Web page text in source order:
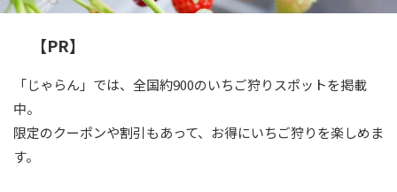
【PR】
「じゃらん」では、全国約900のいちご狩りスポットを掲載
中。
限定のクーポンや割引もあって、お得にいちご狩りを楽しめま
す。